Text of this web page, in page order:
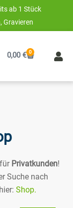
ab 1 Stück
Gravieren
0,00€ 0
Warenkorb
Privatkunden!
Suche nach
Shop.